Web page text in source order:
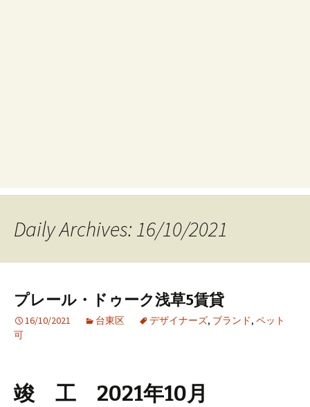
Daily Archives: 16/10/2021
プレール・ドゥーク浅草5賃貸
16/10/2021 台東区 デザイナーズ, ブランド, ペット
可
竣 工 2021年10月